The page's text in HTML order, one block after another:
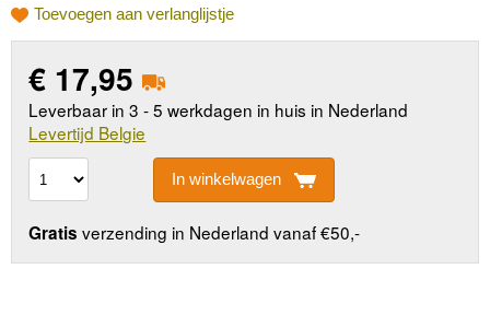
Toevoegen aan verlanglijstje
€ 17,95
Leverbaar in 3 - 5 werkdagen in huis in Nederland
Levertijd Belgie
In winkelwagen
Gratis verzending in Nederland vanaf €50,-